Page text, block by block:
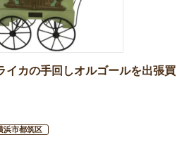
イカの手回しオルゴールを出張買
浜市都筑区